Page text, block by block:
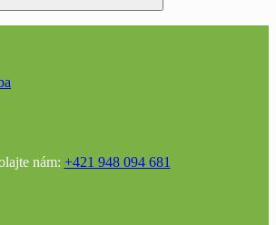
nám: +421 948 094 681